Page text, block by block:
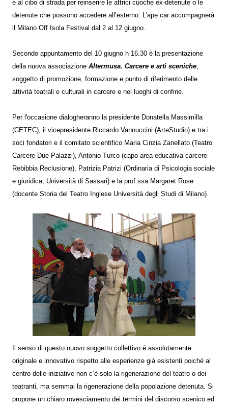
e al cibo di strada per reinserire le attrici cuoche ex-detenute o le
detenute che possono accedere all’esterno. L'ape car accompagnerà
il Milano Off Isola Festival dal 2 al 12 giugno.
Secondo appuntamento del 10 giugno h 16.30 è la presentazione
della nuova associazione Altermusa. Carcere e arti sceniche
soggetto di promozione, formazione e punto di riferimento delle
attività teatrali e culturali in carcere e nei luoghi di confine.
Per l'occasione dialogheranno la presidente Donatella Massimilla
(CETEC), il vicepresidente Riccardo Vannuccini (ArteStudio) e tra i
soci fondatori e il comitato scientifico Maria Cinzia Zanellato (Teatro
Carcere Due Palazzi), Antonio Turco (capo area educativa carcere
Rebibbia Reclusione), Patrizia Patrizi (Ordinaria di Psicologia sociale
e giuridica, Università di Sassari) e la prof.ssa Margaret Rose
(docente Storia del Teatro Inglese Università degli Studi di Milano).
Il senso di questo nuovo soggetto collettivo è assolutamente
originale e innovativo rispetto alle esperienze già esistenti poiché al
centro delle iniziative non c’è solo la rigenerazione del teatro o dei
teatranti, ma semmai la rigenerazione della popolazione detenuta. Si
propone un chiaro rovesciamento dei termini del discorso scenico ed